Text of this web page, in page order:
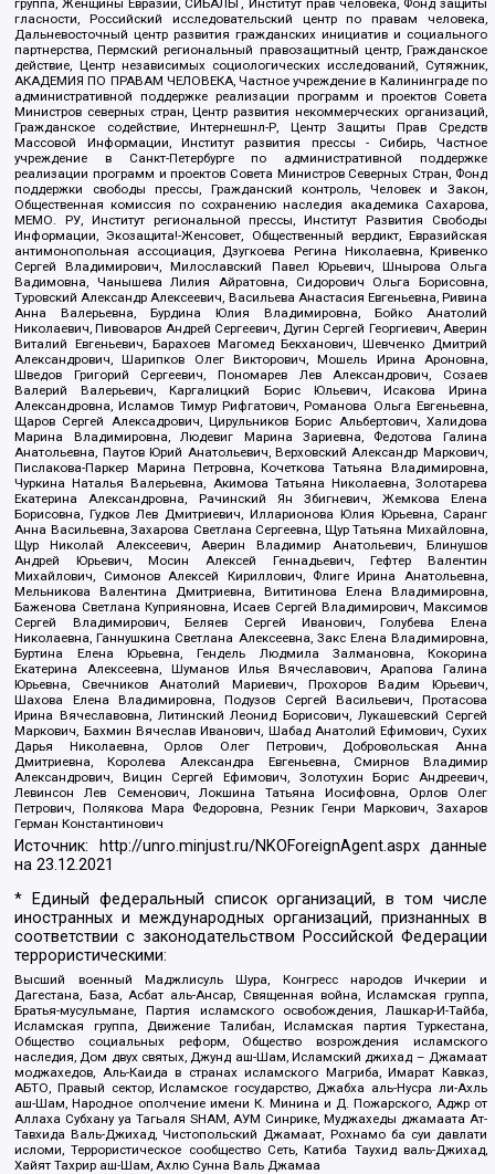
группа, Женщины Евразии, СИБАЛЬТ, Институт прав человека, Фонд защиты
гласности, Российский исследовательский центр по правам человека,
Дальневосточный центр развития гражданских инициатив и социального
партнерства, Пермский региональный правозащитный центр, Гражданское
действие, Центр независимых социологических исследований, Сутяжник,
АКАДЕМИЯ ПО ПРАВАМ ЧЕЛОВЕКА, Частное учреждение в Калининграде по
административной поддержке реализации программ и проектов Совета
Министров северных стран, Центр развития некоммерческих организаций,
Гражданское содействие, Интернешнл-Р, Центр Защиты Прав Средств
Массовой Информации, Институт развития прессы - Сибирь, Частное
учреждение в Санкт-Петербурге по административной поддержке
реализации программ и проектов Совета Министров Северных Стран, Фонд
поддержки свободы прессы, Гражданский контроль, Человек и Закон,
Общественная комиссия по сохранению наследия академика Сахарова,
МЕМО. РУ, Институт региональной прессы, Институт Развития Свободы
Информации, Экозащита!-Женсовет, Общественный вердикт, Евразийская
антимонопольная ассоциация, Дзугкоева Регина Николаевна, Кривенко
Сергей Владимирович, Милославский Павел Юрьевич, Шнырова Ольга
Вадимовна, Чанышева Лилия Айратовна, Сидорович Ольга Борисовна,
Туровский Александр Алексеевич, Васильева Анастасия Евгеньевна, Ривина
Анна Валерьевна, Бурдина Юлия Владимировна, Бойко Анатолий
Николаевич, Пивоваров Андрей Сергеевич, Дугин Сергей Георгиевич, Аверин
Виталий Евгеньевич, Барахоев Магомед Бекханович, Шевченко Дмитрий
Александрович, Шарипков Олег Викторович, Мошель Ирина Ароновна,
Шведов Григорий Сергеевич, Пономарев Лев Александрович, Созаев
Валерий Валерьевич, Каргалицкий Борис Юльевич, Исакова Ирина
Александровна, Исламов Тимур Рифгатович, Романова Ольга Евгеньевна,
Щаров Сергей Алексадрович, Цирульников Борис Альбертович, Халидова
Марина Владимировна, Людевиг Марина Зариевна, Федотова Галина
Анатольевна, Паутов Юрий Анатольевич, Верховский Александр Маркович,
Пислакова-Паркер Марина Петровна, Кочеткова Татьяна Владимировна,
Чуркина Наталья Валерьевна, Акимова Татьяна Николаевна, Золотарева
Екатерина Александровна, Рачинский Ян Збигневич, Жемкова Елена
Борисовна, Гудков Лев Дмитриевич, Илларионова Юлия Юрьевна, Саранг
Анна Васильевна, Захарова Светлана Сергеевна, Щур Татьяна Михайловна,
Щур Николай Алексеевич, Аверин Владимир Анатольевич, Блинушов
Андрей Юрьевич, Мосин Алексей Геннадьевич, Гефтер Валентин
Михайлович, Симонов Алексей Кириллович, Флиге Ирина Анатольевна,
Мельникова Валентина Дмитриевна, Вититинова Елена Владимировна,
Баженова Светлана Куприяновна, Исаев Сергей Владимирович, Максимов
Сергей Владимирович, Беляев Сергей Иванович, Голубева Елена
Николаевна, Ганнушкина Светлана Алексеевна, Закс Елена Владимировна,
Буртина Елена Юрьевна, Гендель Людмила Залмановна, Кокорина
Екатерина Алексеевна, Шуманов Илья Вячеславович, Арапова Галина
Юрьевна, Свечников Анатолий Мариевич, Прохоров Вадим Юрьевич,
Шахова Елена Владимировна, Подузов Сергей Васильевич, Протасова
Ирина Вячеславовна, Литинский Леонид Борисович, Лукашевский Сергей
Маркович, Бахмин Вячеслав Иванович, Шабад Анатолий Ефимович, Сухих
Дарья Николаевна, Орлов Олег Петрович, Добровольская Анна
Дмитриевна, Королева Александра Евгеньевна, Смирнов Владимир
Александрович, Вицин Сергей Ефимович, Золотухин Борис Андреевич,
Левинсон Лев Семенович, Локшина Татьяна Иосифовна, Орлов Олег
Петрович, Полякова Мара Федоровна, Резник Генри Маркович, Захаров
Герман Константинович
Источник: http://unro.minjust.ru/NKOForeignAgent.aspxданные
на23.12.2021
* Единый федеральный список организаций, в том числе
иностранных и международных организаций, признанных в
соответствии с законодательством Российской Федерации
террористическими:
Высший военный Маджлисуль Шура, Конгресс народов Ичкерии и
Дагестана, База, Асбат аль-Ансар, Священная война, Исламская группа,
Братья-мусульмане, Партия исламского освобождения, Лашкар-И-Тайба,
Исламская группа, Движение Талибан, Исламская партия Туркестана,
Общество социальных реформ, Общество возрождения исламского
наследия, Дом двух святых, Джунд аш-Шам, Исламский джихад – Джамаат
моджахедов, Аль-Каида в странах исламского Магриба, Имарат Кавказ,
АБТО, Правый сектор, Исламское государство, Джабха аль-Нусра ли-Ахль
аш-Шам, Народное ополчение имени К. Минина и Д. Пожарского, Аджр от
Аллаха Субхану уа Тагьаля SHAM, АУМ Синрике, Муджахеды джамаата Ат-
Тавхида Валь-Джихад, Чистопольский Джамаат, Рохнамо ба суи давлати
исломи, Террористическое сообщество Сеть, Катиба Таухид валь-Джихад,
Хайят Тахрир аш-Шам, Ахлю Сунна Валь Джамаа